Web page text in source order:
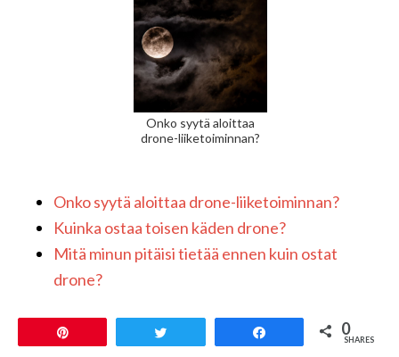
Onko syytä aloittaa
drone-liiketoiminnan?
Onko syytä aloittaa drone-liiketoiminnan?
Kuinka ostaa toisen käden drone?
Mitä minun pitäisi tietää ennen kuin ostat
drone?
0
SHARES